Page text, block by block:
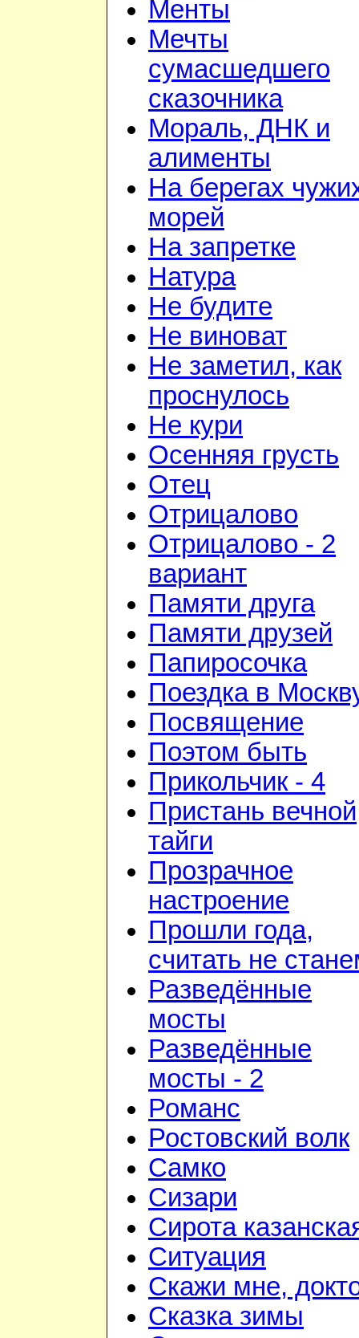
Менты
Мечты
сумасшедшего
сказочника
Мораль, ДНК и
алименты
На берегах
морей
На запретке
Натура
Не будите
Не виноват
Не заметил, как
проснулось
Не кури
Осенняя грусть
Отец
Отрицалово
Отрицалово - 2
вариант
Памяти друга
Памяти друзей
Папиросочка
Поездка в
Посвящение
Поэтом быть
Прикольчик - 4
Пристань вечной
тайги
Прозрачное
настроение
Прошли года,
считать не
Разведённые
мосты
Разведённые
мосты - 2
Романс
Ростовский волк
Самко
Сизари
Сирота
Ситуация
Скажи мне,
Сказка зимы